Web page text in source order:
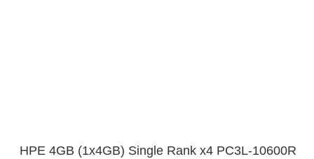
HPE 4GB (1x4GB) Single Rank x4 PC3L-10600R